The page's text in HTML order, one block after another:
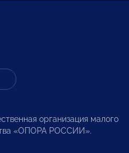
организация малого
«ОПОРА РОССИИ».